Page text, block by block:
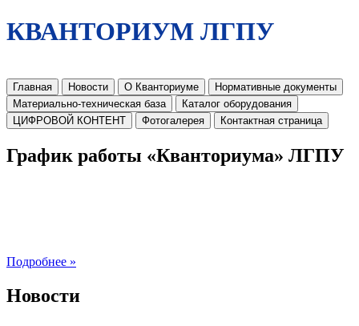
КВАНТОРИУМ ЛГПУ
Главная Новости О Кванториуме
Нормативные документы
Материально-техническая база
Каталог оборудования
ЦИФРОВОЙ КОНТЕНТ
Фотогалерея Контактная страница
График работы «Кванториума» ЛГПУ
Подробнее »
Новости